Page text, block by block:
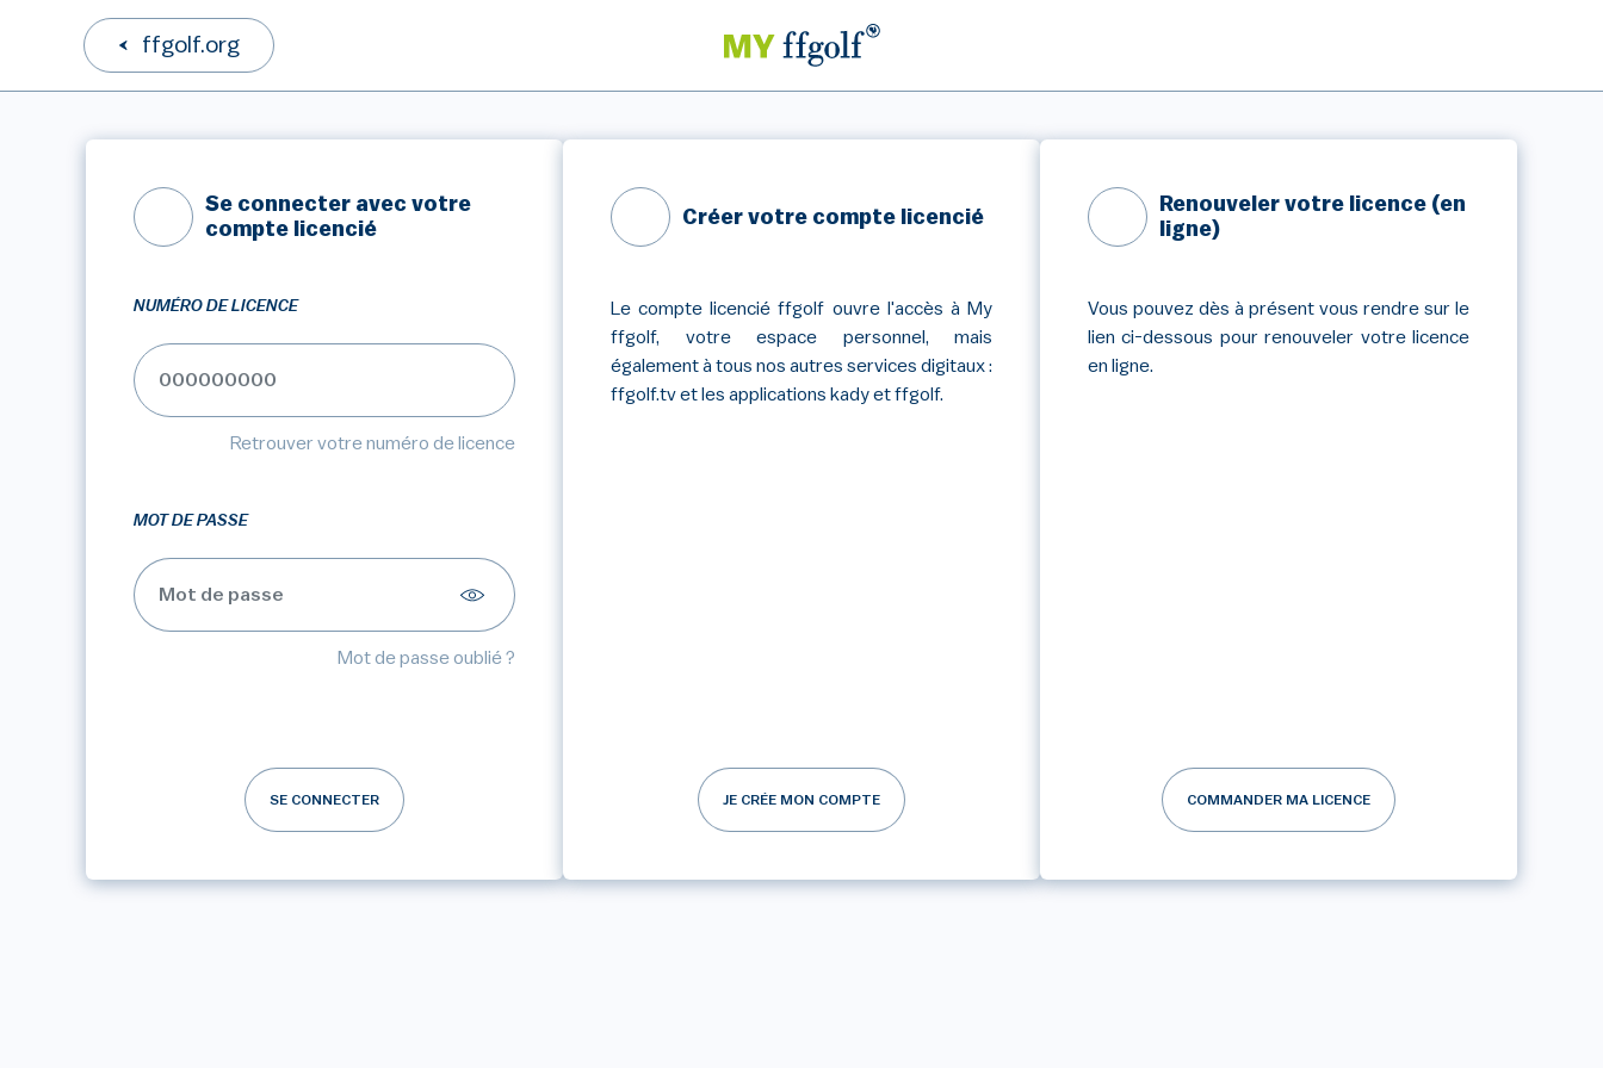
ffgolf.org
Se connecter avec votre
compte licencié
NUMÉRO DE LICENCE
Retrouver votre numéro de licence
MOT DE PASSE
Mot de passe oublié ?
SE CONNECTER
Créer votre compte licencié
Le compte licencié ffgolf ouvre l'accès à My
ffgolf, votre espace personnel, mais
également à tous nos autres services digitaux :
ffgolf.tv et les applications kady et ffgolf.
JE CRÉE MON COMPTE
Renouveler votre licence (en
ligne)
Vous pouvez dès à présent vous rendre sur le
lien ci-dessous pour renouveler votre licence
en ligne.
COMMANDER MA LICENCE